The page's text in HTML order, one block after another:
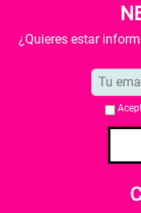
¿Quieres estar